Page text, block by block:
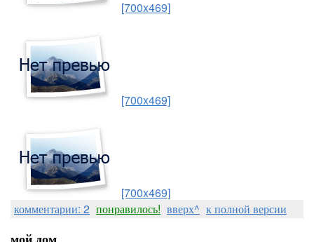
[700x469]
[700x469]
[700x469]
комментарии: 2 понравилось! вверх^ к полной версии